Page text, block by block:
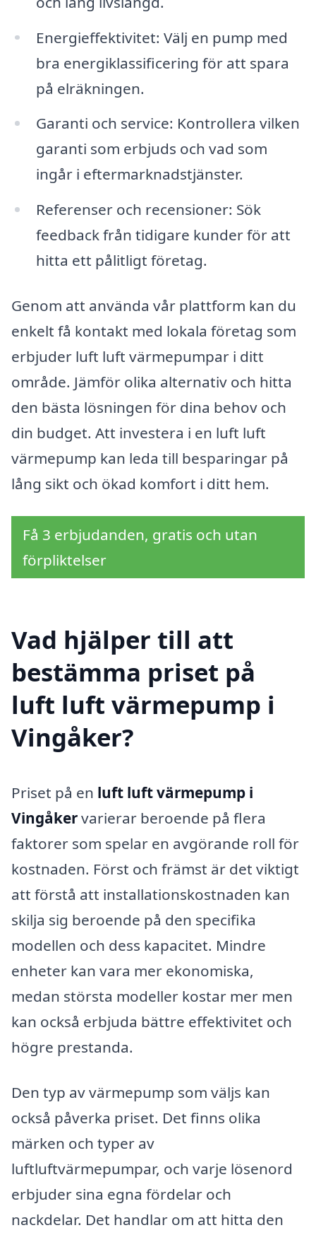
Energieffektivitet: Välj en pump med
bra energiklassificering för att spara
på elräkningen.
Garanti och service: Kontrollera vilken
garanti som erbjuds och vad som
ingår i eftermarknadstjänster.
Referenser och recensioner: Sök
feedback från tidigare kunder för att
hitta ett pålitligt företag.
Genom att använda vår plattform kan du
enkelt få kontakt med lokala företag som
erbjuder luft luft värmepumpar i ditt
område. Jämför olika alternativ och hitta
den bästa lösningen för dina behov och
din budget. Att investera i en luft luft
värmepump kan leda till besparingar på
lång sikt och ökad komfort i ditt hem.
Få 3 erbjudanden, gratis och utan
förpliktelser
Vad hjälper till att
bestämma priset på
luft luft värmepump i
Vingåker?
Priset på en luft luft värmepump i
Vingåkervarierar beroende på flera
faktorer som spelar en avgörande roll för
kostnaden. Först och främst är det viktigt
att förstå att installationskostnaden kan
skilja sig beroende på den specifika
modellen och dess kapacitet. Mindre
enheter kan vara mer ekonomiska,
medan största modeller kostar mer men
kan också erbjuda bättre effektivitet och
högre prestanda.
Den typ av värmepump som väljs kan
också påverka priset. Det finns olika
märken och typer av
luftluftvärmepumpar, och varje lösenord
erbjuder sina egna fördelar och
nackdelar. Det handlar om att hitta den